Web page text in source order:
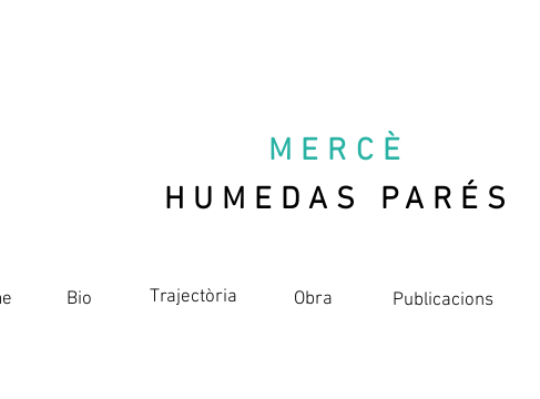
MERCÈ
HUMEDAS PARÉS
Bio Trajectòria Obra Publicacions